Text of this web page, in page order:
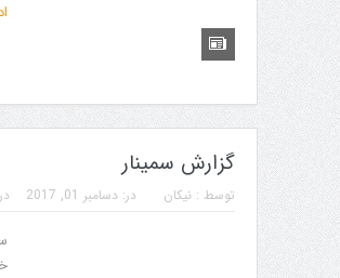
گزارش سمینار
توسط :نیکان در: دسامبر 01, 2017